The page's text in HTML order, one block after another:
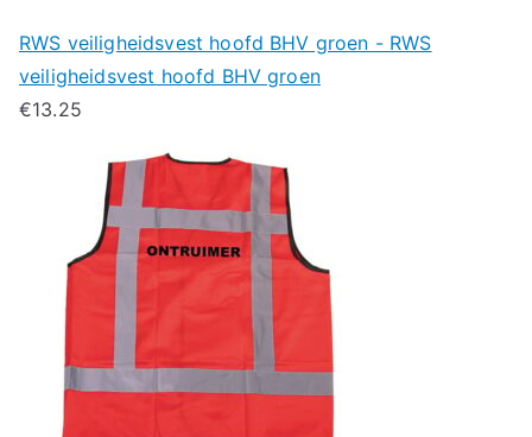
RWS veiligheidsvest hoofd BHV groen - RWS
veiligheidsvest hoofd BHV groen
€13.25